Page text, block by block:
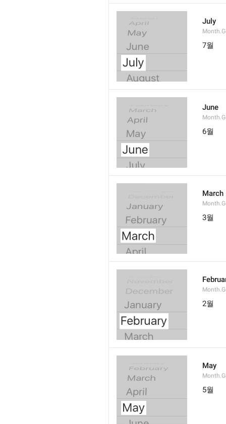
July
7월
June
6월
March
3월
2월
May
5월